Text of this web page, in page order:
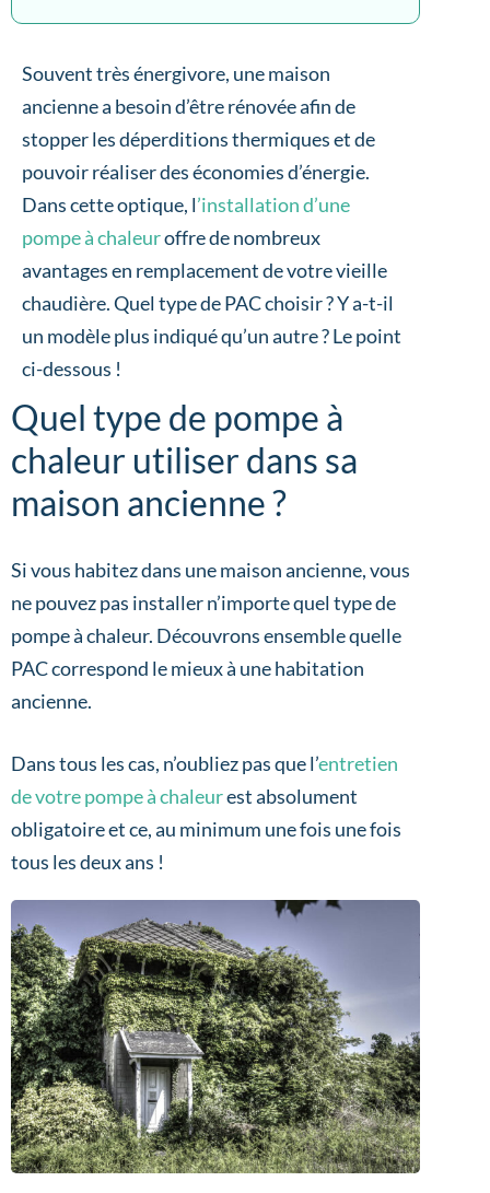
Souvent très énergivore, une maison
ancienne a besoin d’être rénovée afin de
stopper les déperditions thermiques et de
pouvoir réaliser des économies d’énergie.
Dans cette optique, l’installation d’une
pompe à chaleuroffre de nombreux
avantages en remplacement de votre vieille
chaudière. Quel type de PAC choisir ? Y a-t-il
un modèle plus indiqué qu’un autre ? Le point
ci-dessous !
Quel type de pompe à
chaleur utiliser dans sa
maison ancienne ?
Si vous habitez dans une maison ancienne, vous
ne pouvez pas installer n’importe quel type de
pompe à chaleur. Découvrons ensemble quelle
PAC correspond le mieux à une habitation
ancienne.
Dans tous les cas, n’oubliez pas que l’entretien
de votre pompe à chaleurest absolument
obligatoire et ce, au minimum une fois une fois
tous les deux ans !